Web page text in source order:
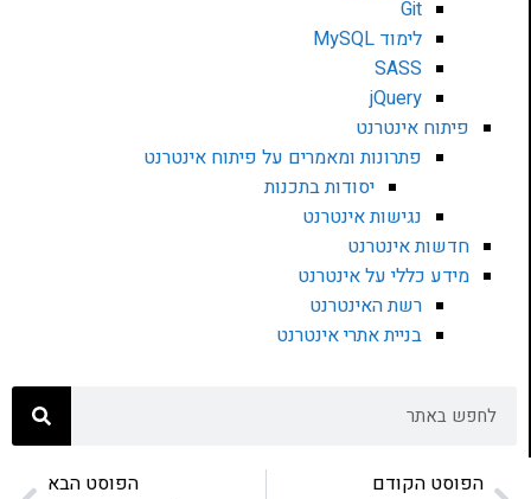
Git
לימוד MySQL
SASS
jQuery
פיתוח אינטרנט
פתרונות ומאמרים על פיתוח אינטרנט
יסודות בתכנות
נגישות אינטרנט
חדשות אינטרנט
מידע כללי על אינטרנט
רשת האינטרנט
בניית אתרי אינטרנט
הפוסט הקודם הפוסט הבא